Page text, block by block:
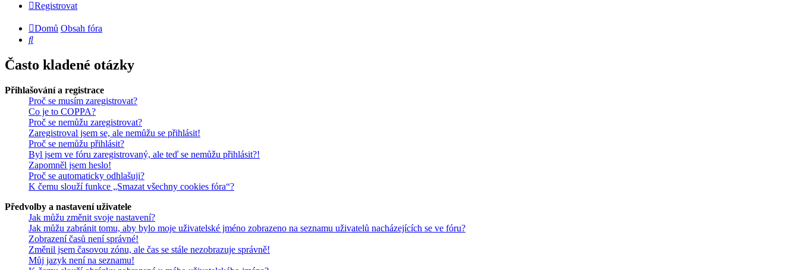
Registrovat
Domů Obsah fóra
Hledat
Často kladené otázky
Přihlašování a registrace
Proč se musím zaregistrovat?
Co je to COPPA?
Proč se nemůžu zaregistrovat?
Zaregistroval jsem se, ale nemůžu se přihlásit!
Proč se nemůžu přihlásit?
Byl jsem ve fóru zaregistrovaný, ale teď se nemůžu přihlásit?!
Zapomněl jsem heslo!
Proč se automaticky odhlašuji?
K čemu slouží funkce „Smazat všechny cookies fóra“?
Předvolby a nastavení uživatele
Jak můžu změnit svoje nastavení?
Jak můžu zabránit tomu, aby bylo moje uživatelské jméno zobrazeno na seznamu uživatelů nacházejících se ve fóru?
Zobrazení časů není správné!
Změnil jsem časovou zónu, ale čas se stále nezobrazuje správně!
Můj jazyk není na seznamu!